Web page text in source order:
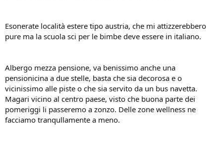
Esonerate località estere tipo austria, che mi attizzerebbero
pure ma la scuola sci per le bimbe deve essere in italiano.
Albergo mezza pensione, va benissimo anche una
pensionicina a due stelle, basta che sia decorosa e o
vicinissimo alle piste o che sia servito da un bus navetta.
Magari vicino al centro paese, visto che buona parte dei
pomeriggi li passeremo a zonzo. Delle zone wellness ne
facciamo tranqullamente a meno.